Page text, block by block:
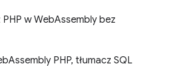
w WebAssembly bez
PHP, tłumacz SQL